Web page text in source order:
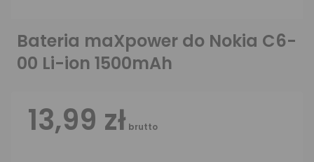
Bateria maXpower do Nokia C6-
00 Li-ion 1500mAh
13,99 zł brutto